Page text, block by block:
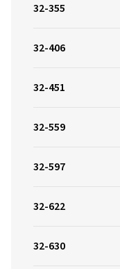
32-355
32-406
32-451
32-559
32-597
32-622
32-630